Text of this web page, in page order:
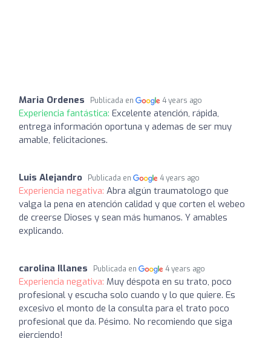
Maria Ordenes Publicada en 4 years ago
Experiencia fantástica: Excelente atención, rápida,
entrega información oportuna y ademas de ser muy
amable, felicitaciones.
Luis Alejandro Publicada en 4 years ago
Experiencia negativa: Abra algún traumatologo que
valga la pena en atención calidad y que corten el webeo
de creerse Dioses y sean más humanos. Y amables
explicando.
carolina Illanes Publicada en 4 years ago
Experiencia negativa: Muy déspota en su trato, poco
profesional y escucha solo cuando y lo que quiere. Es
excesivo el monto de la consulta para el trato poco
profesional que da. Pésimo. No recomiendo que siga
ejerciendo!